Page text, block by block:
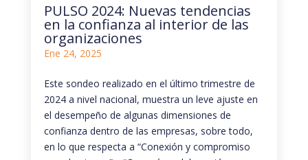
PULSO 2024: Nuevas tendencias
en la confianza al interior de las
organizaciones
Ene 24, 2025
Este sondeo realizado en el último trimestre de
2024 a nivel nacional, muestra un leve ajuste en
el desempeño de algunas dimensiones de
confianza dentro de las empresas, sobre todo,
en lo que respecta a “Conexión y compromiso